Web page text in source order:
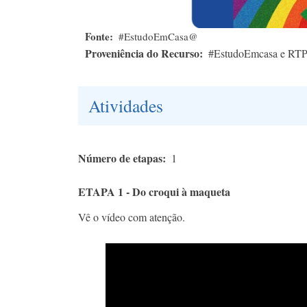
Fonte #EstudoEmCasa@
Proveniência do Recurso #EstudoEmcasa e RTP
Atividades
Número de etapas 1
ETAPA 1 - Do croqui à maqueta
Vê o vídeo com atenção.